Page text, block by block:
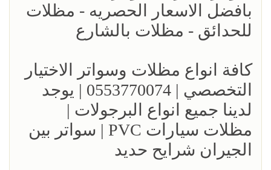
بافضل الاسعار الحصريه - مظلات
للحدائق - مظلات بالشارع
كافة انواع مظلات وسواتر الاختيار
التخصصي | 0553770074 | يوجد
لدينا جميع انواع البرجولات |
مظلات سيارات PVC | سواتر بين
الجيران شرايح حديد